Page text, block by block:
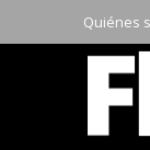
Quiénes